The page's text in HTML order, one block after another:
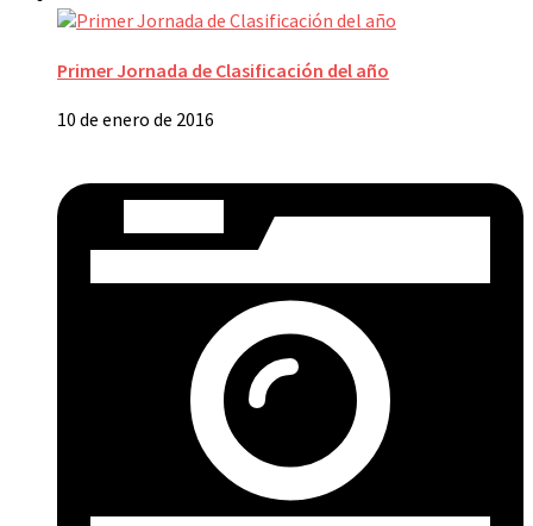
Primer Jornada de Clasificación del año
10 de enero de 2016